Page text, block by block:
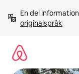
innehåll
En del
originalspråk